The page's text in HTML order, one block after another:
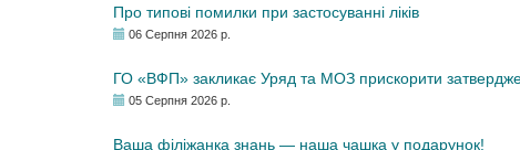
Про типові помилки при застосуванні ліків
06 Серпня 2026 р.
ГО «ВФП» закликає Уряд та МОЗ прискорити
05 Серпня 2026 р.
Ваша філіжанка знань — наша чашка у подарунок!